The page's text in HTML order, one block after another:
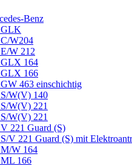
Benz
GLK
W204
W 212
GLX 164
GLX 166
463 einschichtig
W(V) 140
W(V) 221
W(V) 221
221 Guard (S)
V 221 Guard (S) mit
W 164
ML 166